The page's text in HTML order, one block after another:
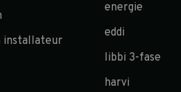
installateur
energie
eddi
libbi 3-fase
harvi